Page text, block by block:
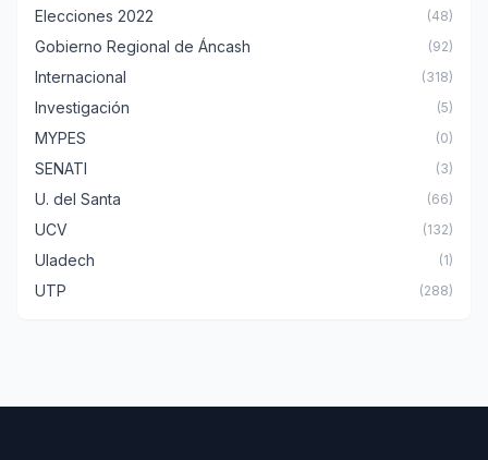
Elecciones 2022 (48)
Gobierno Regional de Áncash (92)
Internacional (318)
Investigación (5)
MYPES (0)
SENATI (3)
U. del Santa (66)
UCV (132)
Uladech (1)
UTP (288)